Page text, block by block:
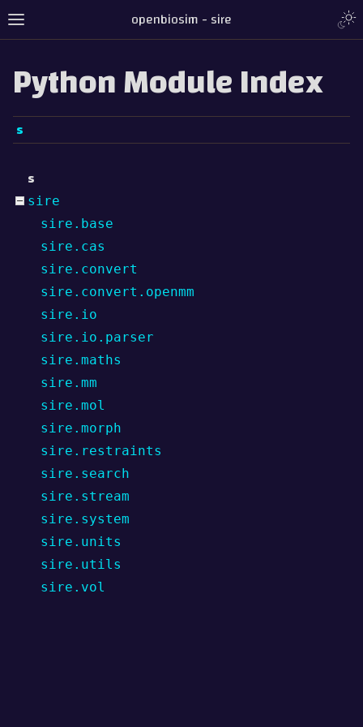
Toggle site navigation sidebar
openbiosim - sire
navigation of Tutorial
navigation of Detailed Guides
navigation of Documentation
navigation of Contributing
Python Module Index
s
s
sire
sire.base
sire.cas
sire.convert
sire.convert.openmm
sire.io
sire.io.parser
sire.maths
sire.mm
sire.mol
sire.morph
sire.restraints
sire.search
sire.stream
sire.system
sire.units
sire.utils
sire.vol